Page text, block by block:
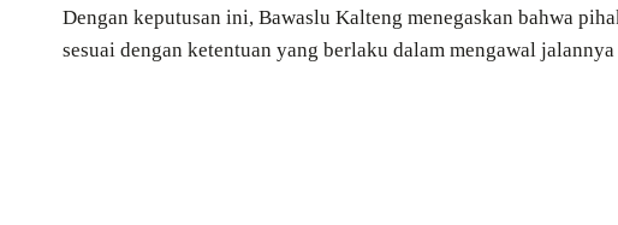
Dengan keputusan ini, Bawaslu Kalteng menegaskan bahwa
sesuai dengan ketentuan yang berlaku dalam mengawal